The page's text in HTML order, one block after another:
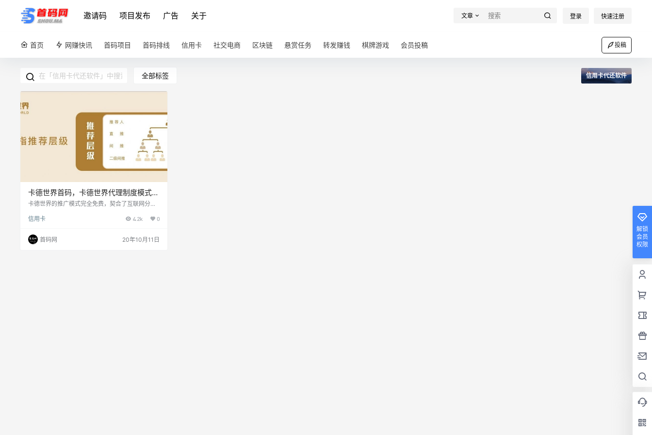
邀请码 项目发布 广告 关于 文章 登录 快速注册
首页 网赚快讯 首码项目 首码排线 信用卡 社交电商 区块链 悬赏任务 转发赚钱 棋牌游戏 会员投稿 投稿
全部标签 信用卡代还软件
卡德世界首码，卡德世界代理制度模式解
读
卡德世界的推广模式完全免费，契合了互联网分享
够通过这个平台轻松起步。三级分润模式的惊人裂
制度对优秀推广者的大力扶持，都将助力推广者在
万亿级信用卡市场开拓进取，收获财富。 卡德世界
信用卡 4.2k 0
首码网 20年10月11日
解锁
会员
权限